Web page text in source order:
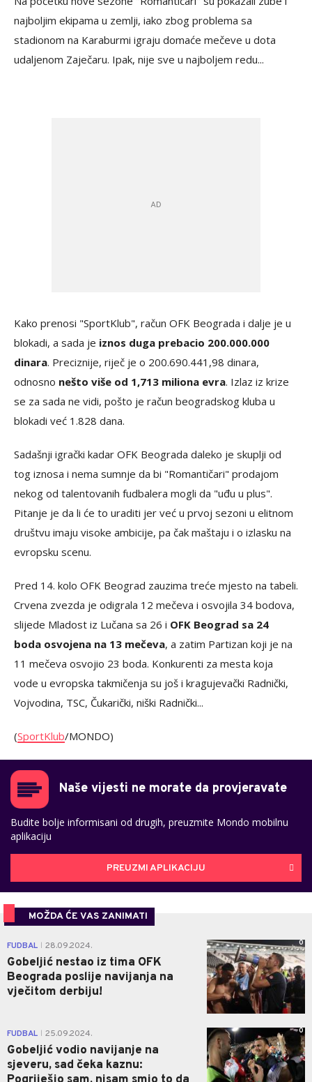
najboljim ekipama u zemlji, iako zbog problema sa
stadionom na Karaburmi igraju domaće mečeve u dota
udaljenom Zaječaru. Ipak, nije sve u najboljem redu...
Kako prenosi "SportKlub", račun OFK Beograda i dalje je u
blokadi, a sada je iznos duga prebacio 200.000.000
dinara. Preciznije, riječ je o 200.690.441,98 dinara,
odnosno nešto više od 1,713 miliona evra. Izlaz iz krize
se za sada ne vidi, pošto je račun beogradskog kluba u
blokadi već 1.828 dana.
Sadašnji igrački kadar OFK Beograda daleko je skuplji od
tog iznosa i nema sumnje da bi "Romantičari" prodajom
nekog od talentovanih fudbalera mogli da "uđu u plus".
Pitanje je da li će to uraditi jer već u prvoj sezoni u elitnom
društvu imaju visoke ambicije, pa čak maštaju i o izlasku na
evropsku scenu.
Pred 14. kolo OFK Beograd zauzima treće mjesto na tabeli.
Crvena zvezda je odigrala 12 mečeva i osvojila 34 bodova,
slijede Mladost iz Lučana sa 26 i OFK Beograd sa 24
boda osvojena na 13 mečeva, a zatim Partizan koji je na
11 mečeva osvojio 23 boda. Konkurenti za mesta koja
vode u evropska takmičenja su još i kragujevački Radnički,
Vojvodina, TSC, Čukarički, niški Radnički...
(SportKlub/MONDO)
Naše vijesti ne morate da provjeravate
Budite bolje informisani od drugih, preuzmite Mondo mobilnu
aplikaciju
PREUZMI APLIKACIJU
MOŽDA ĆE VAS ZANIMATI
FUDBAL 28.09.2024.
Gobeljić nestao iz tima OFK
Beograda poslije navijanja na
vječitom derbiju!
0
FUDBAL 25.09.2024.
Gobeljić vodio navijanje na
sjeveru, sad čeka kaznu:
0